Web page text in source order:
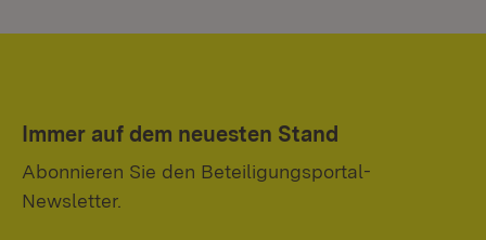
Immer auf dem neuesten Stand
Abonnieren Sie den Beteiligungsportal-
Newsletter.